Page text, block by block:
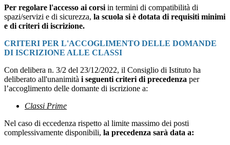
Per regolare l'accesso ai corsi in termini di compatibilità di
spazi/servizi e di sicurezza, la scuola si è dotata di requisiti minimi
e di criteri di iscrizione.
CRITERI PER L'ACCOGLIMENTO DELLE DOMANDE
DI ISCRIZIONE ALLE CLASSI
Con delibera n. 3/2 del 23/12/2022, il Consiglio di Istituto ha
deliberato all'unanimità i seguenti criteri di precedenza per
l’accoglimento delle domante di iscrizione a:
Classi Prime
Nel caso di eccedenza rispetto al limite massimo dei posti
complessivamente disponibili, la precedenza sarà data a: